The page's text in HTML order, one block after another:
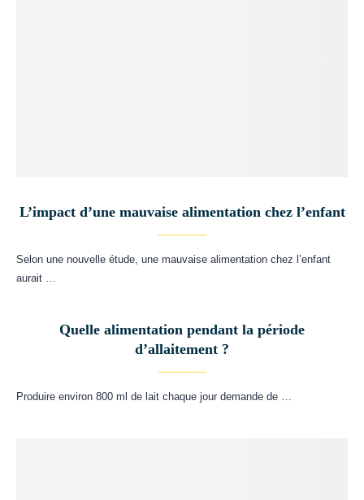
L’impact d’une mauvaise alimentation chez l’enfant
Selon une nouvelle étude, une mauvaise alimentation chez l’enfant
aurait …
Quelle alimentation pendant la période
d’allaitement ?
Produire environ 800 ml de lait chaque jour demande de …